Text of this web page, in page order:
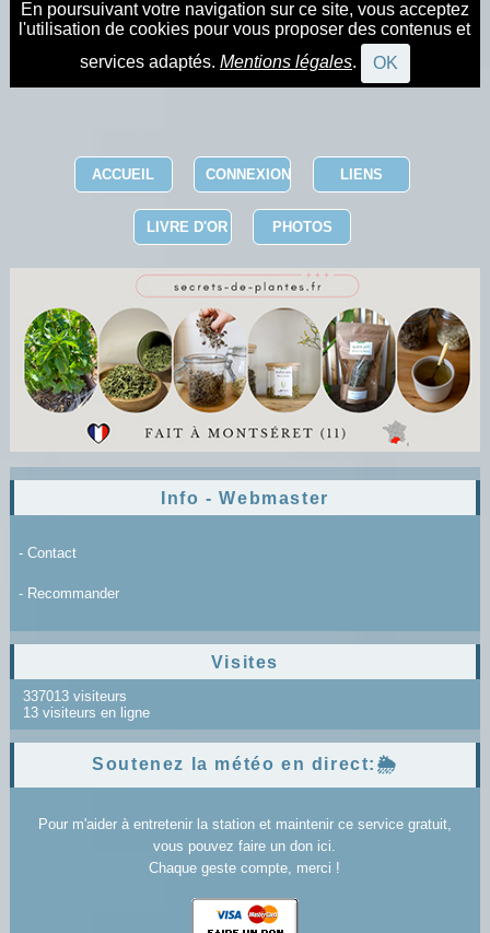
En poursuivant votre navigation sur ce site, vous acceptez
l'utilisation de cookies pour vous proposer des contenus et
services adaptés. Mentions légales. OK
ACCUEIL CONNEXION LIENS
LIVRE D'OR PHOTOS
Info - Webmaster
- Contact
- Recommander
Visites
337013 visiteurs
13 visiteurs en ligne
Soutenez la météo en direct:🌦️
Pour m'aider à entretenir la station et maintenir ce service gratuit,
vous pouvez faire un don ici.
Chaque geste compte, merci !